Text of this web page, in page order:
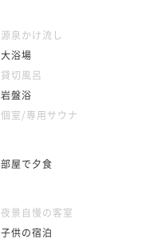
源泉かけ流し
大浴場
貸切風呂
岩盤浴
個室/専用サウナ
部屋で夕食
夜景自慢の客室
子供の宿泊